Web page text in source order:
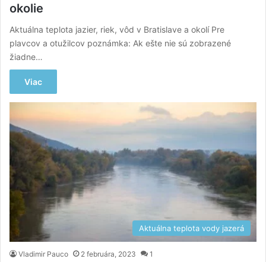
okolie
Aktuálna teplota jazier, riek, vôd v Bratislave a okolí Pre
plavcov a otužilcov poznámka: Ak ešte nie sú zobrazené
žiadne…
Viac
Aktuálna teplota vody jazerá
Vladimir Pauco 2 februára, 2023 1